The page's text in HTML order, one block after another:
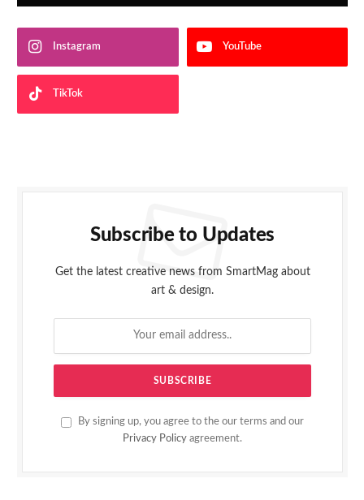
Instagram YouTube
TikTok
Subscribe to Updates
Get the latest creative news from SmartMag about
art & design.
By signing up, you agree to the our terms and our
Privacy Policy agreement.